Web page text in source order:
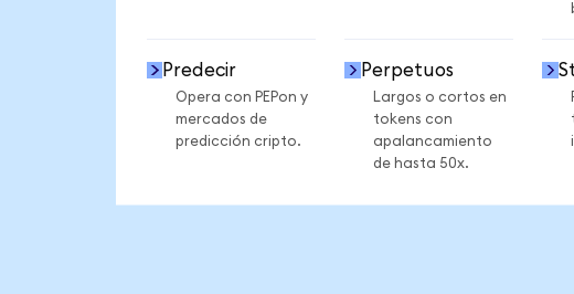
Predecir
Opera con PEPon y
mercados de
predicción cripto.
Perpetuos
Largos o cortos en
tokens con
apalancamiento
de hasta 50x.